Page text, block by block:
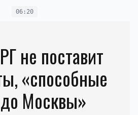
06:20
не поставит
«способные
Москвы»